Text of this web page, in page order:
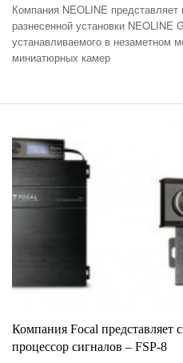
Компания NEOLINE представляет
разнесенной установки NEOLINE
устанавливаемого в незаметном
миниатюрных камер
Компания Focal представляет
процессор сигналов – FSP-8